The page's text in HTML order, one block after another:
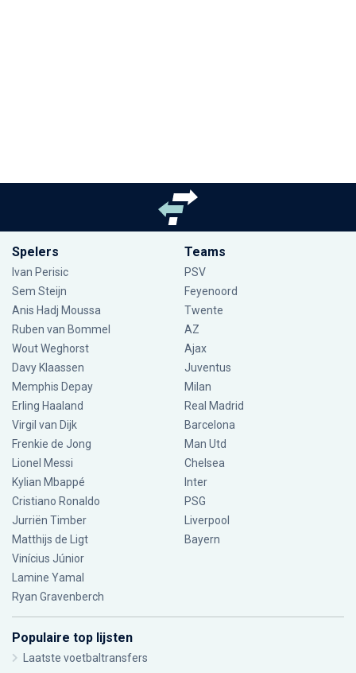
Spelers
Ivan Perisic
Sem Steijn
Anis Hadj Moussa
Ruben van Bommel
Wout Weghorst
Davy Klaassen
Memphis Depay
Erling Haaland
Virgil van Dijk
Frenkie de Jong
Lionel Messi
Kylian Mbappé
Cristiano Ronaldo
Jurriën Timber
Matthijs de Ligt
Vinícius Júnior
Lamine Yamal
Ryan Gravenberch
Teams
PSV
Feyenoord
Twente
AZ
Ajax
Juventus
Milan
Real Madrid
Barcelona
Man Utd
Chelsea
Inter
PSG
Liverpool
Bayern
Populaire top lijsten
Laatste voetbaltransfers